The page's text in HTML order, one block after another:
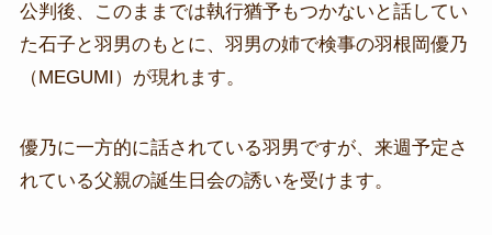
公判後、このままでは執行猶予もつかないと話してい
た石子と羽男のもとに、羽男の姉で検事の羽根岡優乃
（MEGUMI）が現れます。
優乃に一方的に話されている羽男ですが、来週予定さ
れている父親の誕生日会の誘いを受けます。